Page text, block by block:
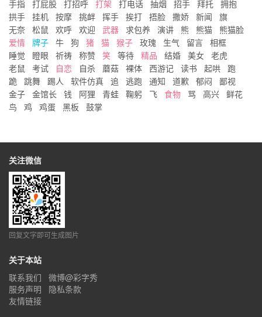
手指 打屁股 打招呼 打架 打电话 抽烟 招手 拜托 拥抱
拱手 挂机 按摩 挑衅 挥手 挨打 捂脸 撒娇 新闻
旗
无奈 松鼠 欢呼 欢迎 武器 求包养 演讲 熊 熊猫
熊猫脸
爱情 牌子 牛 狗 猪 猫 猴子 玫瑰 生气 留言 相框
睡觉
瞪眼 祈祷 称赞 笑 等待 精品 结婚 美女 老虎
老鼠
考试 自恋 自杀 蘑菇 裸体 西游记 读书 起哄
跑
跪
跳舞 踢人 软件仿真 追 逃跑 通知 道歉 郁闷
鄙视
金子 金馆长 钱 阿狸 青蛙 鞠躬 飞 食物 骂 高兴 鲜花
鸟
鸡 鸡蛋 黑板 鼓掌
关注微信
回复文字即可生成图片
关于本站
联系我们
微博@彩字秀
服务声明
隐私条款
友情链接